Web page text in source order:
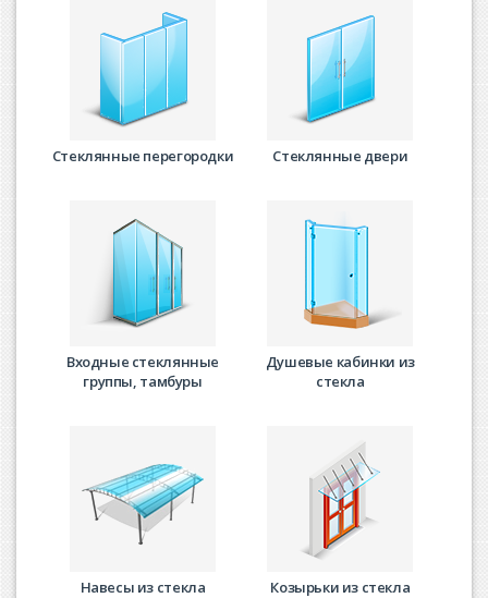
Стеклянные перегородки Стеклянные двери
Входные стеклянные
группы, тамбуры
Душевые кабинки из
стекла
Навесы из стекла Козырьки из стекла